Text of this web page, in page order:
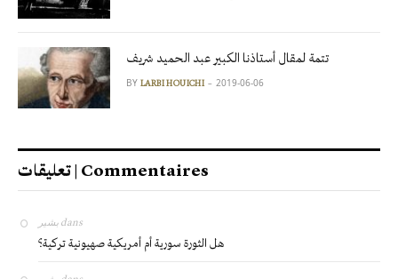
تتمة لمقال أستاذنا الكبير عبد الحميد شريف
BY LARBI HOUICHI 2019-06-06
تعليقات | Commentaires
بشير dans
هل الثورة سورية أم أمريكية صهيونية تركية؟